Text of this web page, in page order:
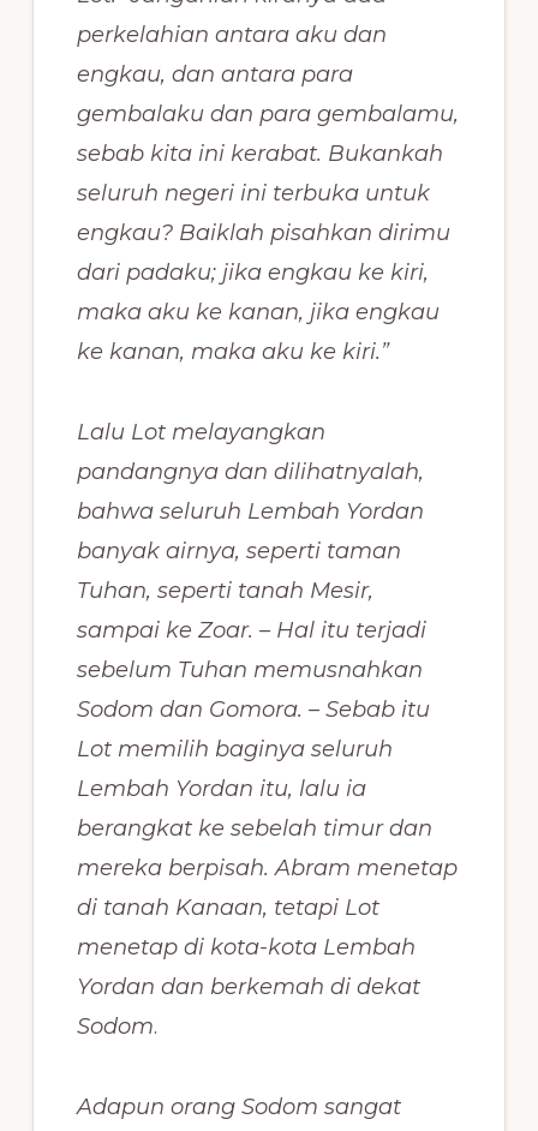
perkelahian antara aku dan
engkau, dan antara para
gembalaku dan para gembalamu,
sebab kita ini kerabat. Bukankah
seluruh negeri ini terbuka untuk
engkau? Baiklah pisahkan dirimu
dari padaku; jika engkau ke kiri,
maka aku ke kanan, jika engkau
ke kanan, maka aku ke kiri.”
Lalu Lot melayangkan
pandangnya dan dilihatnyalah,
bahwa seluruh Lembah Yordan
banyak airnya, seperti taman
Tuhan, seperti tanah Mesir,
sampai ke Zoar. – Hal itu terjadi
sebelum Tuhan memusnahkan
Sodom dan Gomora. – Sebab itu
Lot memilih baginya seluruh
Lembah Yordan itu, lalu ia
berangkat ke sebelah timur dan
mereka berpisah. Abram menetap
di tanah Kanaan, tetapi Lot
menetap di kota-kota Lembah
Yordan dan berkemah di dekat
Sodom.
Adapun orang Sodom sangat